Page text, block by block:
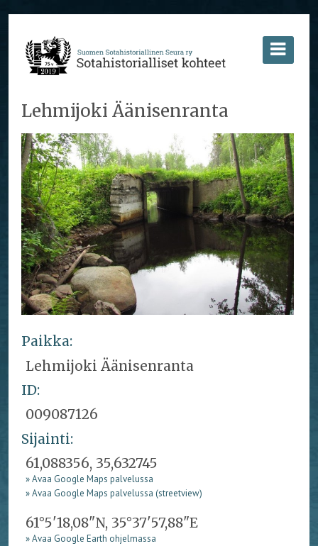
Lehmijoki Äänisenranta
Paikka:
Lehmijoki Äänisenranta
ID:
009087126
Sijainti:
61,088356, 35,632745
» Avaa Google Maps palvelussa
» Avaa Google Maps palvelussa (streetview)
61°5'18,08"N, 35°37'57,88"E
» Avaa Google Earth ohjelmassa